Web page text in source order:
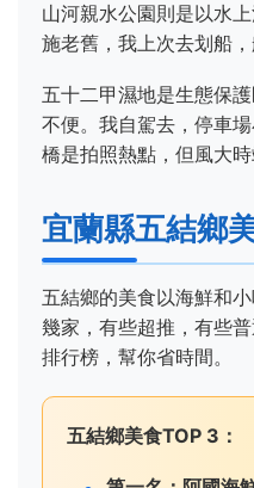
山河親水公園則是以水
施老舊，我上次去划船，
五十二甲濕地是生態保
不便。我自駕去，停車
橋是拍照熱點，但風大時
宜蘭縣五結鄉
五結鄉的美食以海鮮和
幾家，有些超推，有些
排行榜，幫你省時間。
五結鄉美食TOP 3：